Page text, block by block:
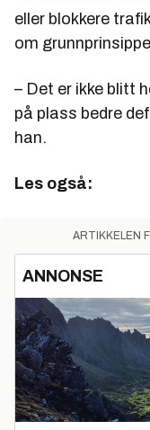
eller blokkere
om
– Det er ikke blitt
på plass bedre
han.
Les også:
ARTIKKELEN
ANNONSE